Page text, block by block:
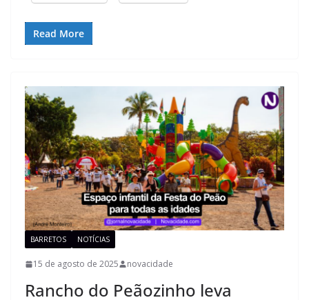
Read More
BARRETOS NOTÍCIAS
15 de agosto de 2025 novacidade
Rancho do Peãozinho leva